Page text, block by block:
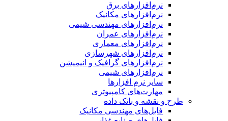
نرم‌افزارهای برق
نرم‌افزارهای مکانیک
نرم‌افزارهای مهندسی شیمی
نرم‌افزارهای عمران
نرم‌افزارهای معماری
نرم‌افزارهای شهرسازی
نرم‌افزارهای گرافیک و انیمیشن
نرم‌افزارهای شیمی
سایر نرم افزارها
مهارت‌های کامپیوتری
طرح و نقشه و بانک داده
فایل‌های مهندسی مکانیک